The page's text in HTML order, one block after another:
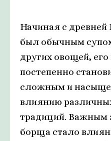
Начиная с древней
был обычным
других овощей,
постепенно
сложным и
влиянию
традиций. Важным
борща стало